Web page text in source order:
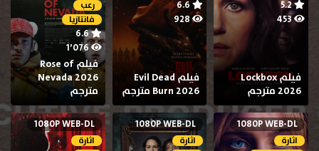
5.2
453
فيلم Lockbox
2026 مترجم
6.6
928
فيلم Evil Dead
Burn 2026 مترجم
رعب
فانتازيا
6.6
1٬076
فيلم Rose of
Nevada 2026
مترجم
1080P WEB-DL
اثارة
1080P WEB-DL
اثارة
1080P WEB-DL
اثارة